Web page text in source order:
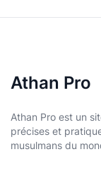
Athan Pro
Athan Pro est un
précises et
musulmans du